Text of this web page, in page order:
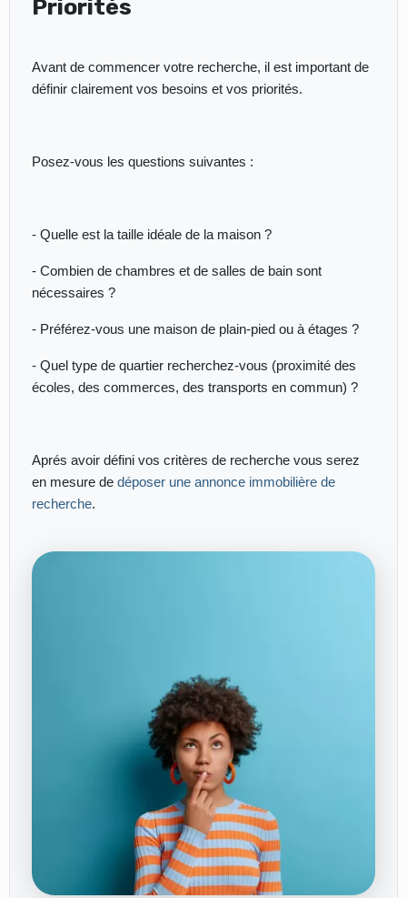
Priorités
Avant de commencer votre recherche, il est important de
définir clairement vos besoins et vos priorités.
Posez-vous les questions suivantes :
- Quelle est la taille idéale de la maison ?
- Combien de chambres et de salles de bain sont
nécessaires ?
- Préférez-vous une maison de plain-pied ou à étages ?
- Quel type de quartier recherchez-vous (proximité des
écoles, des commerces, des transports en commun) ?
Aprés avoir défini vos critères de recherche vous serez
en mesure de déposer une annonce immobilière de
recherche.